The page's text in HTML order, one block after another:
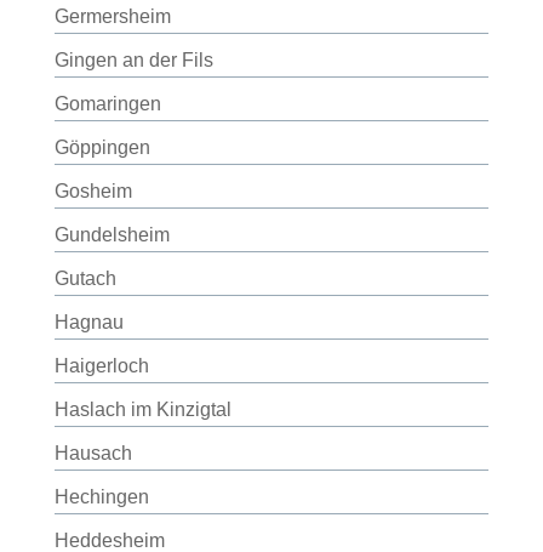
Germersheim
Gingen an der Fils
Gomaringen
Göppingen
Gosheim
Gundelsheim
Gutach
Hagnau
Haigerloch
Haslach im Kinzigtal
Hausach
Hechingen
Heddesheim